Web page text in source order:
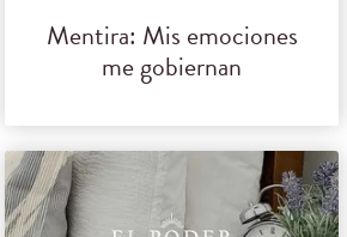
Mentira: Mis emociones
me gobiernan